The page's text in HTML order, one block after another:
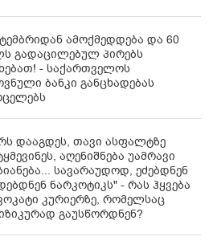
ამოქმედდება და 60
გადაცილებულ პირებს
- საქართველოს
ბანკი განცხადებას
დააგდეს, თავი ასფალტზე
აღენიშნება უამრავი
სავარაუდოდ, ეძებდნენ
ნარკოტიკს" - რას ჰყვება
კურიერზე, რომელსაც
გაუსწორდნენ?